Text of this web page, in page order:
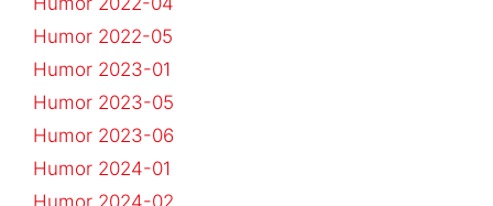
Humor 2022-05
Humor 2023-01
Humor 2023-05
Humor 2023-06
Humor 2024-01